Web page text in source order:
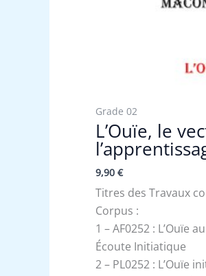
Grade 02
L’Ouïe, le
9,90€
Titres des Travaux
Corpus :
1 – AF0252 : L’Ouïe
Écoute Initiatique
2 – PL0252 : L’Ouïe